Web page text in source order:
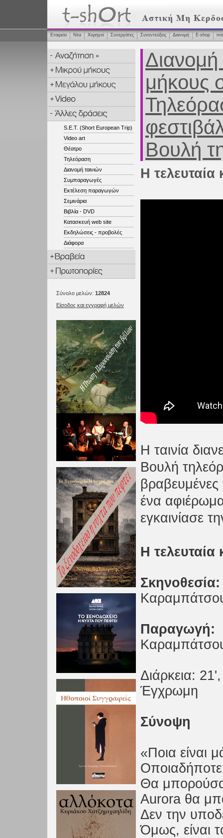
Εταιρεία Νέα Χορηγοί Συνεργάτες Συνεντεύξεις Διανομή Ε-shop
S.E.T. (Short European Trip)
Video art
Θέατρο
Τηλεόραση
Διανομή ταινιών
Συμπαραγωγές
Εκτέλεση παραγωγών
Σεμινάρια
Βιβλία - DVD
Κατασκευή web site
Εκδηλώσεις - προβολές
Διάφορα
Σύνολο μελών: 12824
Είσοδος και εγγραφή μελών
Διανομή
μήκους
Βουλή
Η
Η ταινία
Βουλή
βραβευμένες
ένα
εγκαινίασε
Η
Παραγωγή:
Διάρκεια:
Έγχρωμη
Σύνοψη
«Ποια
Θα μπορούσα
Aurora θα
Δεν την
Όμως, είναι